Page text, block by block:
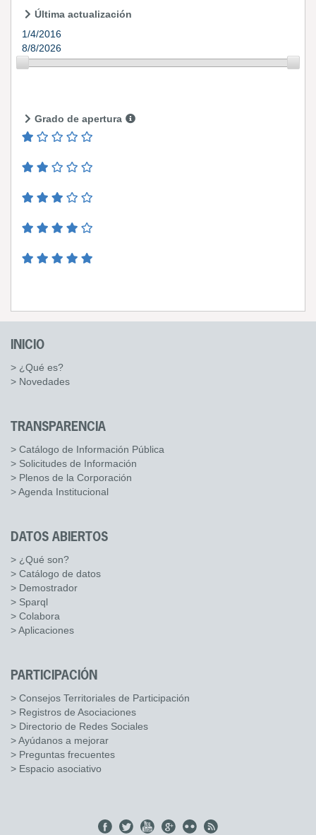
Última actualización
1/4/2016
8/8/2026
Grado de apertura
INICIO
> ¿Qué es?
> Novedades
TRANSPARENCIA
> Catálogo de Información Pública
> Solicitudes de Información
> Plenos de la Corporación
> Agenda Institucional
DATOS ABIERTOS
> ¿Qué son?
> Catálogo de datos
> Demostrador
> Sparql
> Colabora
> Aplicaciones
PARTICIPACIÓN
> Consejos Territoriales de Participación
> Registros de Asociaciones
> Directorio de Redes Sociales
> Ayúdanos a mejorar
> Preguntas frecuentes
> Espacio asociativo